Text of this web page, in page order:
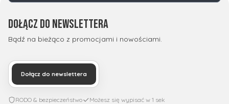
Dołącz do newslettera
Bądź na bieżąco z promocjami i nowościami.
Dołącz do newslettera
RODO & bezpieczeństwo Możesz się wypisać w 1 sek